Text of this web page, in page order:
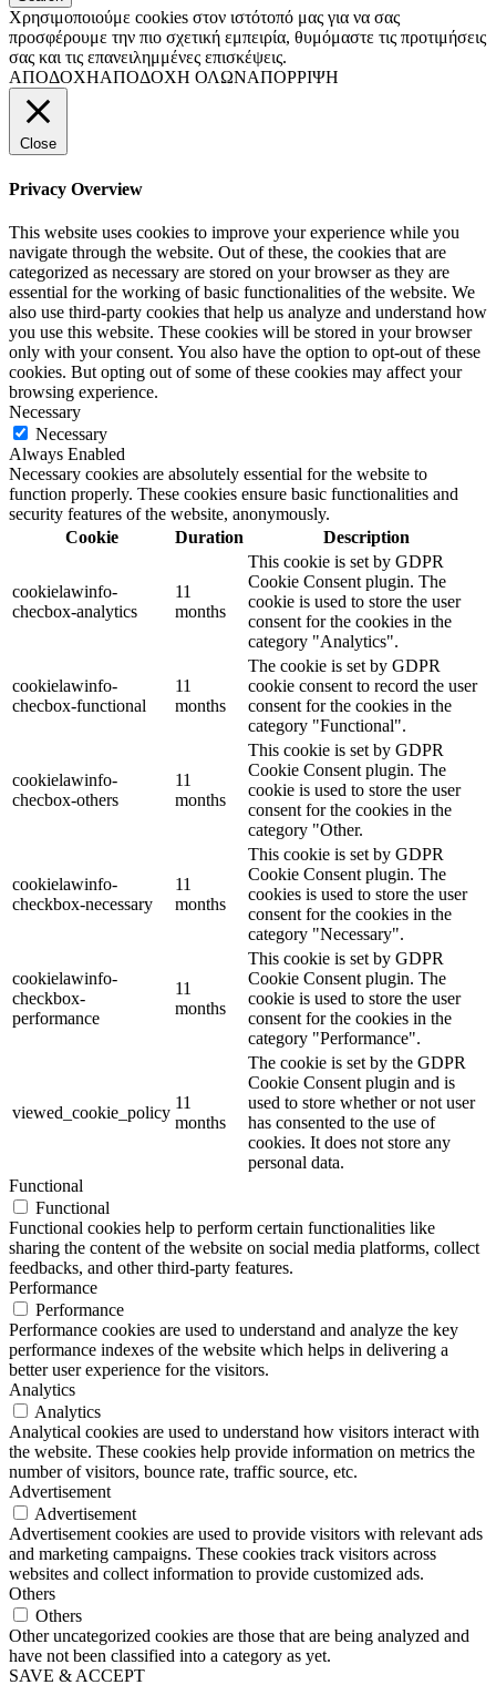
Χρησιμοποιούμε cookies στον ιστότοπό μας για να σας
προσφέρουμε την πιο σχετική εμπειρία, θυμόμαστε τις προτιμήσεις
σας και τις επανειλημμένες επισκέψεις.
ΑΠΟΔΟΧΗΑΠΟΔΟΧΗ ΟΛΩΝΑΠΟΡΡΙΨΗ
Close
Privacy Overview
This website uses cookies to improve your experience while you
navigate through the website. Out of these, the cookies that are
categorized as necessary are stored on your browser as they are
essential for the working of basic functionalities of the website. We
also use third-party cookies that help us analyze and understand how
you use this website. These cookies will be stored in your browser
only with your consent. You also have the option to opt-out of these
cookies. But opting out of some of these cookies may affect your
browsing experience.
Necessary
Necessary
Always Enabled
Necessary cookies are absolutely essential for the website to
function properly. These cookies ensure basic functionalities and
security features of the website, anonymously.
Cookie
Duration Description
cookielawinfo-
checbox-analytics
11
months
This cookie is set by GDPR
Cookie Consent plugin. The
cookie is used to store the user
consent for the cookies in the
category "Analytics".
cookielawinfo-
checbox-functional
11
months
The cookie is set by GDPR
cookie consent to record the user
consent for the cookies in the
category "Functional".
cookielawinfo-
checbox-others
11
months
This cookie is set by GDPR
Cookie Consent plugin. The
cookie is used to store the user
consent for the cookies in the
category "Other.
cookielawinfo-
checkbox-necessary
11
months
This cookie is set by GDPR
Cookie Consent plugin. The
cookies is used to store the user
consent for the cookies in the
category "Necessary".
cookielawinfo-
checkbox-
performance
11
months
This cookie is set by GDPR
Cookie Consent plugin. The
cookie is used to store the user
consent for the cookies in the
category "Performance".
viewed_cookie_policy
11
months
The cookie is set by the GDPR
Cookie Consent plugin and is
used to store whether or not user
has consented to the use of
cookies. It does not store any
personal data.
Functional
Functional
Functional cookies help to perform certain functionalities like
sharing the content of the website on social media platforms, collect
feedbacks, and other third-party features.
Performance
Performance
Performance cookies are used to understand and analyze the key
performance indexes of the website which helps in delivering a
better user experience for the visitors.
Analytics
Analytics
Analytical cookies are used to understand how visitors interact with
the website. These cookies help provide information on metrics the
number of visitors, bounce rate, traffic source, etc.
Advertisement
Advertisement
Advertisement cookies are used to provide visitors with relevant ads
and marketing campaigns. These cookies track visitors across
websites and collect information to provide customized ads.
Others
Others
Other uncategorized cookies are those that are being analyzed and
have not been classified into a category as yet.
SAVE & ACCEPT